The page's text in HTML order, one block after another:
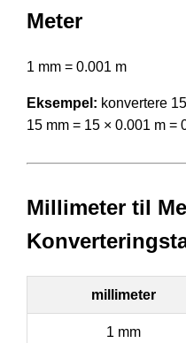
Meter
1 mm = 0.001 m
Eksempel: konvertere
15 mm = 15 × 0.001 m =
Millimeter til
millimeter
1 mm